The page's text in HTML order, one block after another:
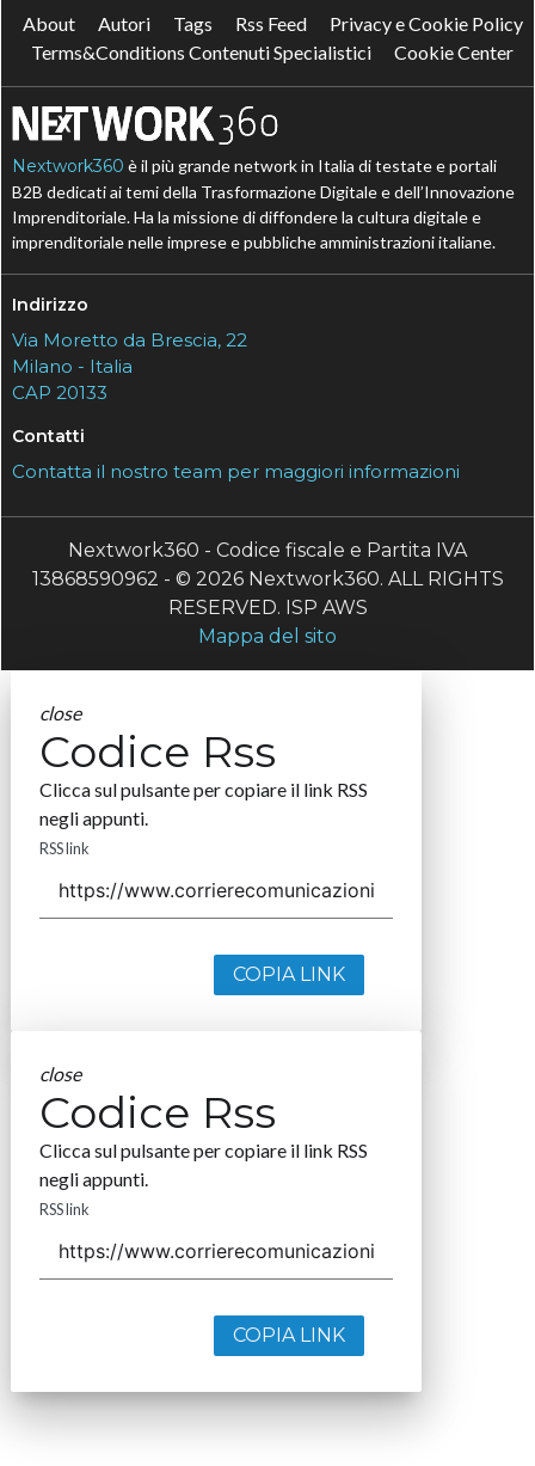
About Autori Tags Rss Feed
Privacy e Cookie Policy
Terms&Conditions Contenuti Specialistici
Cookie Center
Nextwork360 è il più grande network in Italia di testate e portali
B2B dedicati ai temi della Trasformazione Digitale e dell’Innovazione
Imprenditoriale. Ha la missione di diffondere la cultura digitale e
imprenditoriale nelle imprese e pubbliche amministrazioni italiane.
Indirizzo
Via Moretto da Brescia, 22
Milano - Italia
CAP 20133
Contatti
Contatta il nostro team per maggiori informazioni
Nextwork360 - Codice fiscale e Partita IVA
13868590962 - © 2026 Nextwork360. ALL RIGHTS
RESERVED. ISP AWS
Mappa del sito
close
Codice Rss
Clicca sul pulsante per copiare il link RSS
negli appunti.
RSS link
COPIA LINK
close
Codice Rss
Clicca sul pulsante per copiare il link RSS
negli appunti.
RSS link
COPIA LINK